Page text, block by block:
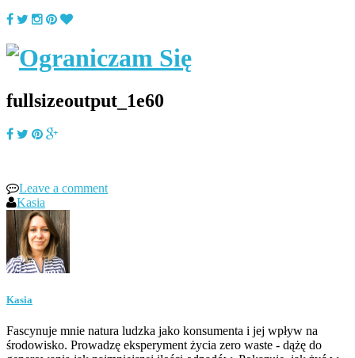
fullsizeoutput_1e60
Leave a comment
Kasia
Kasia
Fascynuje mnie natura ludzka jako konsumenta i jej wpływ na
środowisko. Prowadzę eksperyment życia zero waste - dążę do